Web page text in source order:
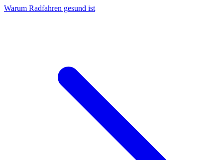
Warum Radfahren gesund ist